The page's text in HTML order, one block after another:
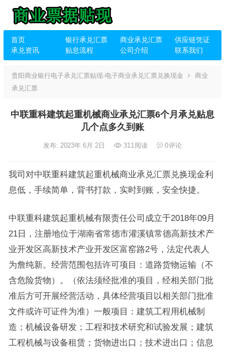
首页 银行承兑汇票 商业承兑汇票
供应链凭证
承兑资讯
贴息流程 公司介绍 联系我们
贵阳商业银行电子承兑汇票贴现-电子商业承兑汇票兑换现金
商业
承兑汇票
中联重科建筑起重机械商业承兑汇票6个月承兑贴息
几个点多久到账
发布: 2023年 6月 2日 311阅读 0评论
我司对中联重科建筑起重机械商业承兑汇票兑换现金利
息低，手续简单，背书打款，实时到账，安全快捷。
中联重科建筑起重机械有限责任公司成立于2018年09月
21日，注册地位于湖南省常德市灌溪镇常德高新技术产
业开发区高新技术产业开发区富窑路2号，法定代表人
为詹纯新。经营范围包括许可项目：道路货物运输（不
含危险货物）。（依法须经批准的项目，经相关部门批
准后方可开展经营活动，具体经营项目以相关部门批准
文件或许可证件为准）一般项目：建筑工程用机械制
造；机械设备研发；工程和技术研究和试验发展；建筑
工程机械与设备租赁；货物进出口；技术进出口；信息